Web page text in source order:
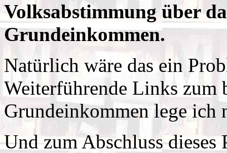
Volksabstimmung über
Grundeinkommen.
Natürlich wäre das ein
Weiterführende Links zum
Grundeinkommen lege ich
Und zum Abschluss dieses